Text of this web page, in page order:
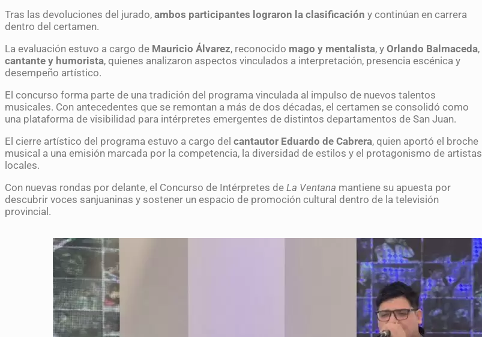
Tras las devoluciones del jurado, ambos participantes lograron la clasificación y continúan en carrera
dentro del certamen.
La evaluación estuvo a cargo de Mauricio Álvarez, reconocido mago y mentalista, y Orlando Balmaceda,
cantante y humorista, quienes analizaron aspectos vinculados a interpretación, presencia escénica y
desempeño artístico.
El concurso forma parte de una tradición del programa vinculada al impulso de nuevos talentos
musicales. Con antecedentes que se remontan a más de dos décadas, el certamen se consolidó como
una plataforma de visibilidad para intérpretes emergentes de distintos departamentos de San Juan.
El cierre artístico del programa estuvo a cargo del cantautor Eduardo de Cabrera, quien aportó el broche
musical a una emisión marcada por la competencia, la diversidad de estilos y el protagonismo de artistas
locales.
Con nuevas rondas por delante, el Concurso de Intérpretes de La Ventana mantiene su apuesta por
descubrir voces sanjuaninas y sostener un espacio de promoción cultural dentro de la televisión
provincial.